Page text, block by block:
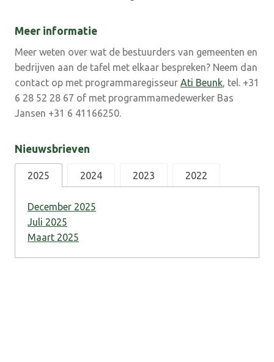
Meer informatie
Meer weten over wat de bestuurders van gemeenten en
bedrijven aan de tafel met elkaar bespreken? Neem dan
contact op met programmaregisseur Ati Beunk, tel. +31
6 28 52 28 67 of met programmamedewerker Bas
Jansen +31 6 41166250.
Nieuwsbrieven
2025 2024 2023 2022
December 2025
Juli 2025
Maart 2025